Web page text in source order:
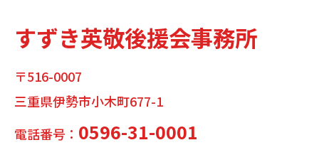
すずき英敬後援会事務所
〒516-0007
三重県伊勢市小木町677-1
電話番号： 0596-31-0001